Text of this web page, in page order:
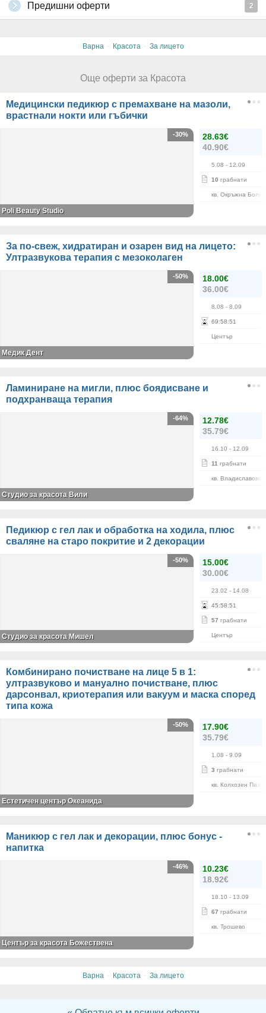
Предишни оферти 2
Варна · Красота · За лицето
Още оферти за Красота
Медицински педикюр с премахване на мазоли,
врастнали нокти или гъбички
28.63€
40.90€
5.08 - 12.09
10 грабнати
кв. Окръжна
-30%
Poli Beauty Studio
За по-свеж, хидратиран и озарен вид на лицето:
Ултразвукова терапия с мезоколаген
18.00€
36.00€
8.08 - 8.09
69:58:51
Център
-50%
Медик Дент
Ламиниране на мигли, плюс боядисване и
подхранваща терапия
12.78€
35.79€
16.10 - 12.09
11 грабнати
кв. Владиславово
-64%
Студио за красота Вили
Педикюр с гел лак и обработка на ходила, плюс
сваляне на старо покритие и 2 декорации
15.00€
30.00€
23.02 - 14.08
45:58:51
57 грабнати
Център
-50%
Студио за красота Мишел
Комбинирано почистване на лице 5 в 1:
ултразвуково и мануално почистване, плюс
дарсонвал, криотерапия или вакуум и маска според
типа кожа
17.90€
35.79€
1.08 - 9.09
3 грабнати
кв. Колхозен
-50%
Естетичен център Океанида
Маникюр с гел лак и декорации, плюс бонус -
напитка
10.23€
18.92€
18.10 - 13.09
67 грабнати
кв. Трошево
-46%
Център за красота Божествена
Варна · Красота · За лицето